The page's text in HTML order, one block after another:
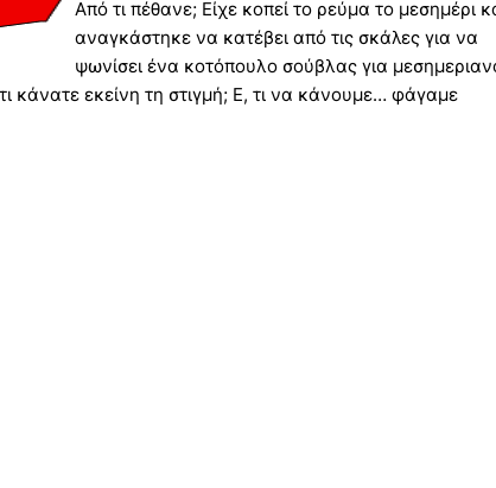
Από τι πέθανε; Είχε κοπεί το ρεύμα το μεσημέρι
αναγκάστηκε να κατέβει από τις σκάλες για να
ψωνίσει ένα κοτόπουλο σούβλας για
κάνατε εκείνη τη στιγμή; Ε, τι να κάνουμε… φάγαμε